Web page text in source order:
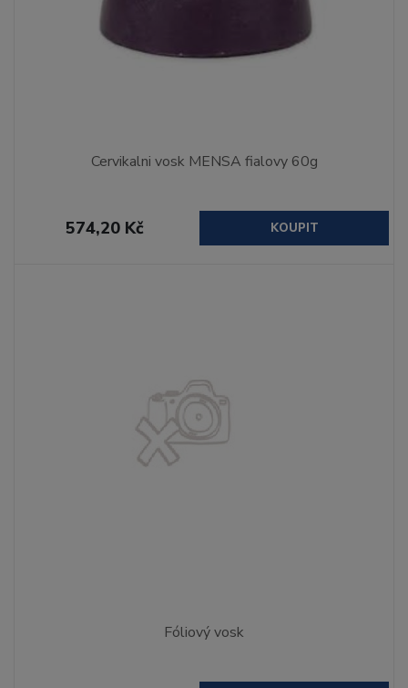
Cervikalni vosk MENSA fialovy 60g
574,20 Kč KOUPIT
Fóliový vosk